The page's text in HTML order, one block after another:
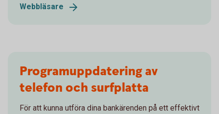
Webbläsare
Programuppdatering av
telefon och surfplatta
För att kunna utföra dina bankärenden på ett effektivt